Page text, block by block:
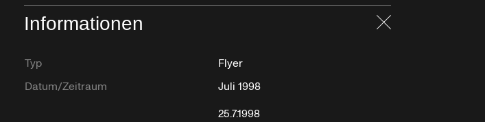
Informationen
Typ
Flyer
Datum/Zeitraum
Juli 1998
25.7.1998